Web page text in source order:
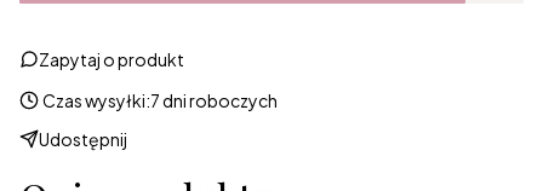
Zapytaj o produkt
Czas wysyłki:7 dni roboczych
Udostępnij